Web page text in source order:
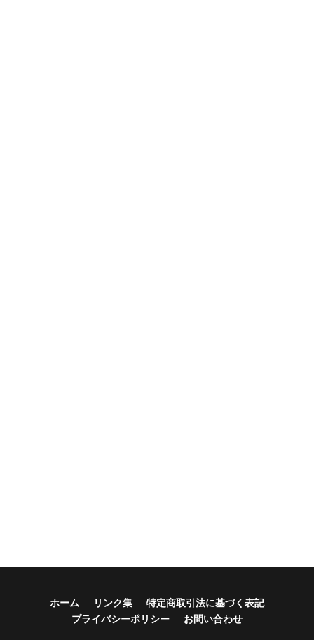
ホーム リンク集
特定商取引法に基づく表記
プライバシーポリシー
お問い合わせ